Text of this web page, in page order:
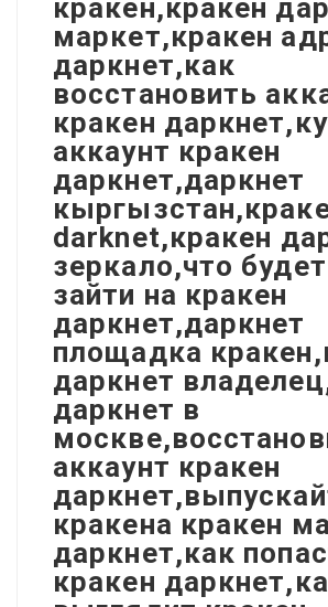
кракен,кракен
маркет,кракен
даркнет,как
восстановить
кракен
аккаунт кракен
даркнет,даркнет
darknet,кракен
зеркало,что
зайти на кракен
даркнет,даркнет
площадка
даркнет
даркнет в
аккаунт кракен
кракена кракен
даркнет,как
кракен